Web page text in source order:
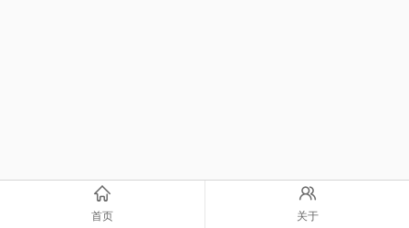
首页 关于